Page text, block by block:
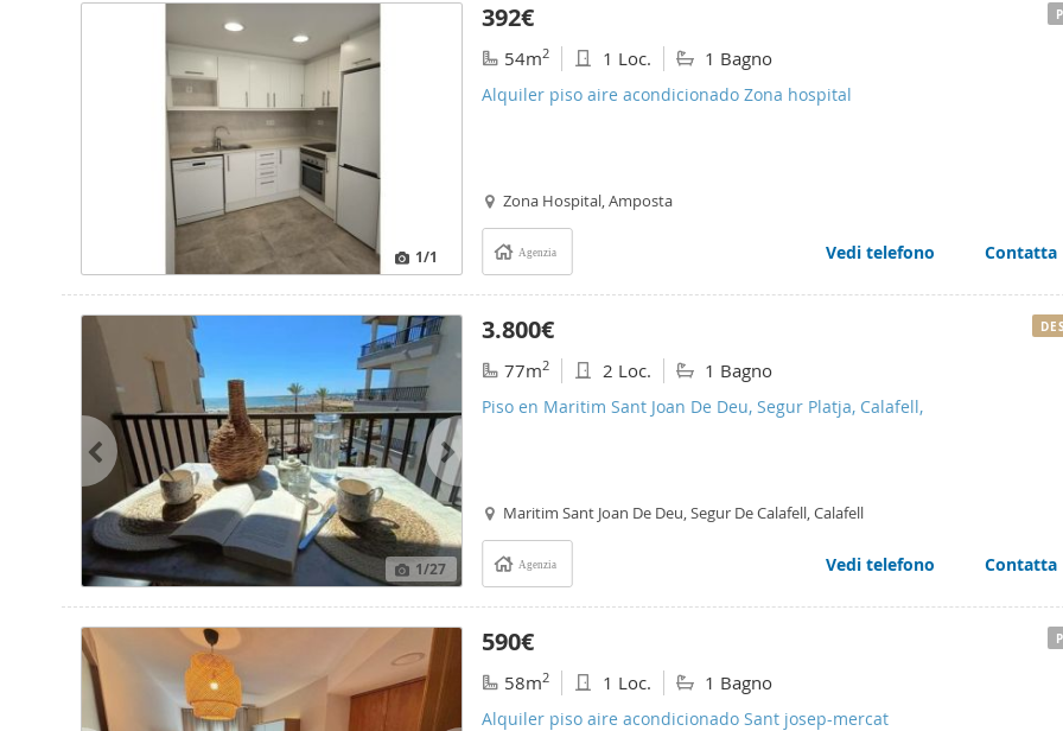
1/1
392€
54m2 1 Loc. 1 Bagno
Alquiler piso aire acondicionado Zona hospital
Zona Hospital, Amposta
Agenzia Vedi telefono Contatta
1/27
3.800€
77m2 2 Loc. 1 Bagno
Piso en Maritim Sant Joan De Deu, Segur Platja, Calafell,
Maritim Sant Joan De Deu, Segur De Calafell, Calafell
Agenzia Vedi telefono Contatta
590€
58m2 1 Loc. 1 Bagno
Alquiler piso aire acondicionado Sant josep-mercat